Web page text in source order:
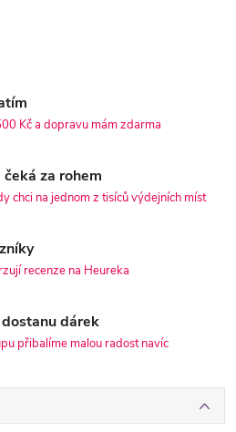
Kč a dopravu mám zdarma
za rohem
chci na jednom z tisíců výdejních míst
recenze na Heureka
dárek
přibalíme malou radost navíc